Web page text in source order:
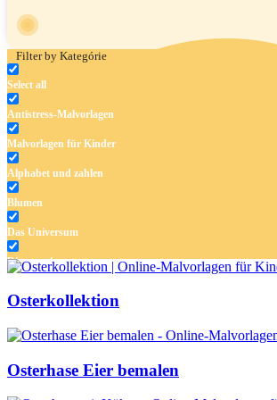
Filter by Kategórie
Select all
Antistress-Malvorlagen
Malvorlagen für Kinder
Alphabet und zahlen
Blumen
Das Universum
Dinosaurier
Haus und Wohnen
Osterkollektion
Osterhase Eier bemalen